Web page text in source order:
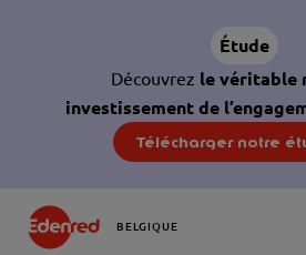
Étude
Découvrez le véritable
investissement de
Télécharger notre
BELGIQUE